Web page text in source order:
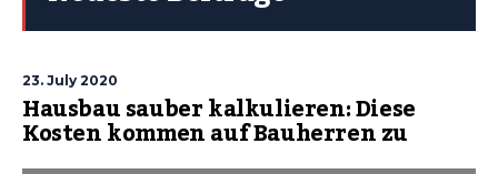
23. July 2020
Hausbau sauber kalkulieren: Diese
Kosten kommen auf Bauherren zu